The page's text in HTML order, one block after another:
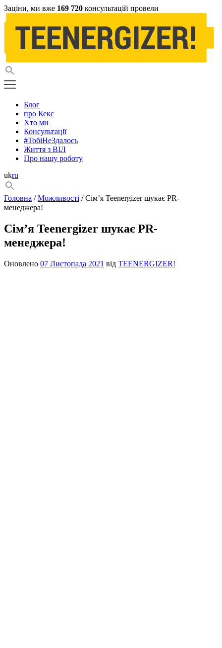
Заціни, ми вже 169 720 консультацій провели
Блог
про Кекс
Хто ми
Консультації
#ТобіНеЗдалось
Життя з ВІЛ
Про нашу роботу
ukru
Головна /Можливості / Сім’я Teenergizer шукає PR-
менеджера! ⠀⠀
Сім’я Teenergizer шукає PR-
менеджера! ⠀⠀
Оновлено 07 Листопада 2021 від TEENERGIZER!